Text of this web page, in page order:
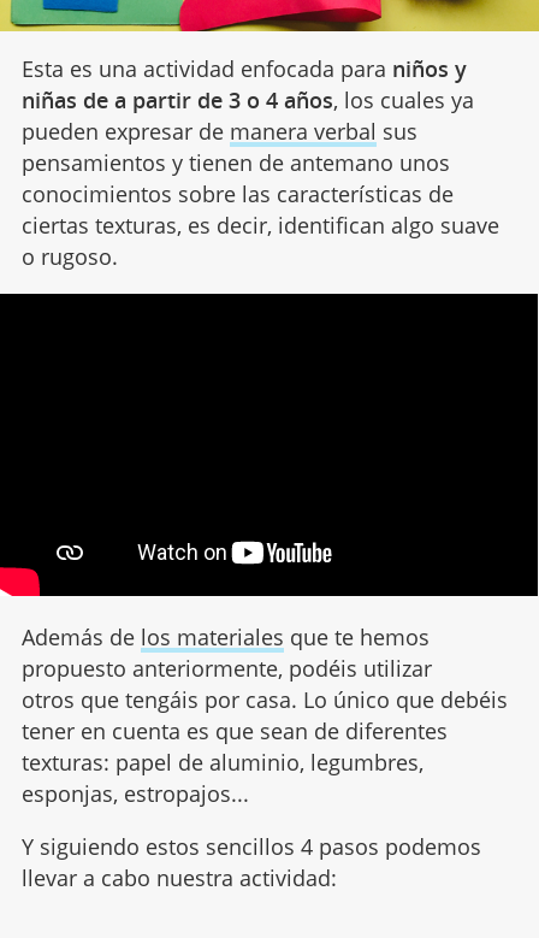
Esta es una actividad enfocada para niños y
niñas de a partir de 3 o 4 años, los cuales ya
pueden expresar de manera verbal sus
pensamientos y tienen de antemano unos
conocimientos sobre las características de
ciertas texturas, es decir, identifican algo suave
o rugoso.
Además de los materiales que te hemos
propuesto anteriormente, podéis utilizar
otros que tengáis por casa. Lo único que debéis
tener en cuenta es que sean de diferentes
texturas: papel de aluminio, legumbres,
esponjas, estropajos...
Y siguiendo estos sencillos 4 pasos podemos
llevar a cabo nuestra actividad: